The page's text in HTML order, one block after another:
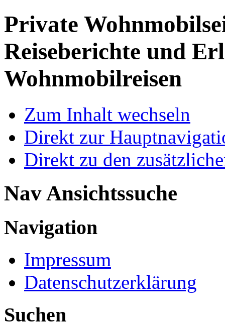
Private
Reiseberichte und
Wohnmobilreisen
Zum Inhalt wechseln
Direkt zur
Direkt zu den
Nav Ansichtssuche
Navigation
Impressum
Datenschutzerklärung
Suchen